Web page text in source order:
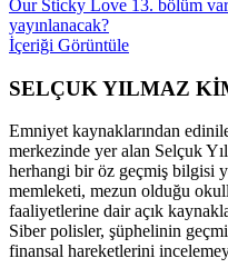
Our Sticky Love 13. bölüm
yayınlanacak?
İçeriği Görüntüle
SELÇUK YILMAZ
Emniyet kaynaklarından
merkezinde yer alan Selçuk
herhangi bir öz geçmiş bilgisi
memleketi, mezun olduğu
faaliyetlerine dair açık
Siber polisler, şüphelinin
finansal hareketlerini